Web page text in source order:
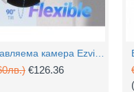
€126.36